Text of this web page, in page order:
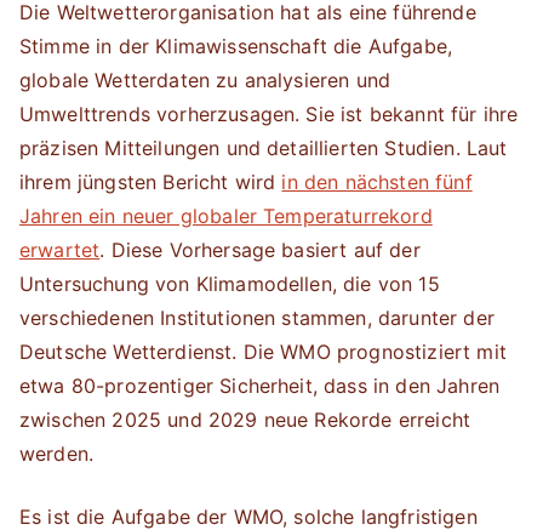
Die Weltwetterorganisation hat als eine führende
Stimme in der Klimawissenschaft die Aufgabe,
globale Wetterdaten zu analysieren und
Umwelttrends vorherzusagen. Sie ist bekannt für ihre
präzisen Mitteilungen und detaillierten Studien. Laut
ihrem jüngsten Bericht wird in den nächsten fünf
Jahren ein neuer globaler Temperaturrekord
erwartet. Diese Vorhersage basiert auf der
Untersuchung von Klimamodellen, die von 15
verschiedenen Institutionen stammen, darunter der
Deutsche Wetterdienst. Die WMO prognostiziert mit
etwa 80-prozentiger Sicherheit, dass in den Jahren
zwischen 2025 und 2029 neue Rekorde erreicht
werden.
Es ist die Aufgabe der WMO, solche langfristigen